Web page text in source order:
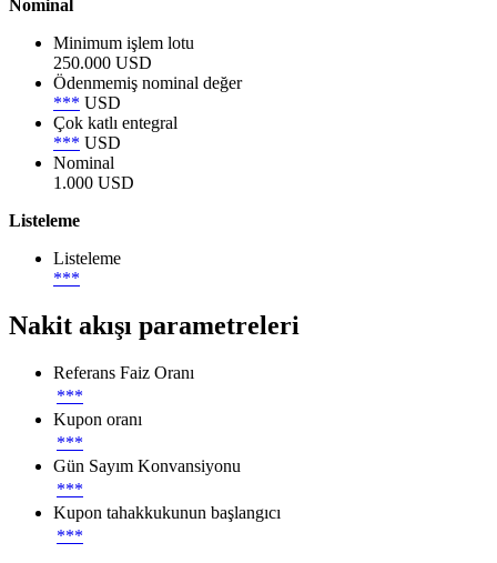
Nominal
Minimum işlem lotu
250.000 USD
Ödenmemiş nominal değer
*** USD
Çok katlı entegral
*** USD
Nominal
1.000 USD
Listeleme
Listeleme
***
Nakit akışı parametreleri
Referans Faiz Oranı
***
Kupon oranı
***
Gün Sayım Konvansiyonu
***
Kupon tahakkukunun başlangıcı
***